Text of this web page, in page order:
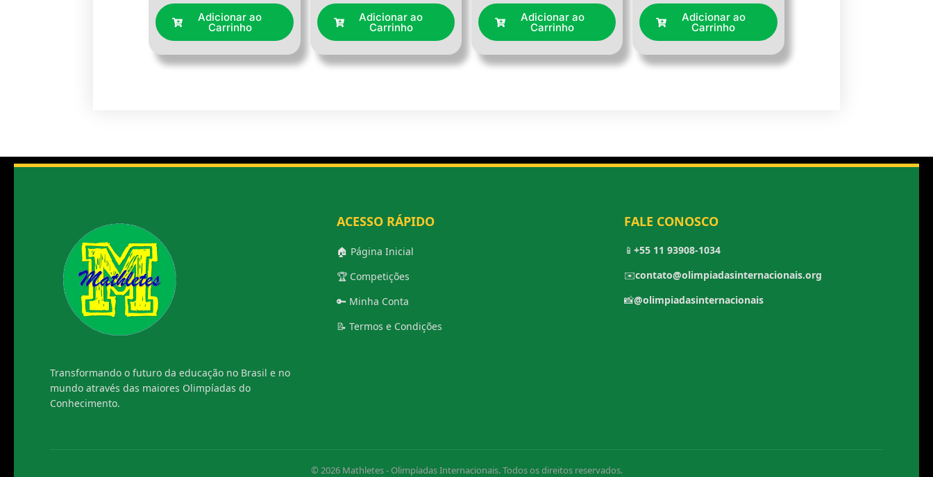
Adicionar ao
Carrinho
Adicionar ao
Carrinho
Adicionar ao
Carrinho
Adicionar ao
Carrinho
Transformando o futuro da educação no Brasil e no
mundo através das maiores Olimpíadas do
Conhecimento.
ACESSO RÁPIDO
🏠 Página Inicial
🏆 Competições
🔑 Minha Conta
📝 Termos e Condições
FALE CONOSCO
📱 +55 11 93908-1034
✉️contato@olimpiadasinternacionais.org
📸@olimpiadasinternacionais
© 2026 Mathletes - Olimpíadas Internacionais. Todos os direitos reservados.